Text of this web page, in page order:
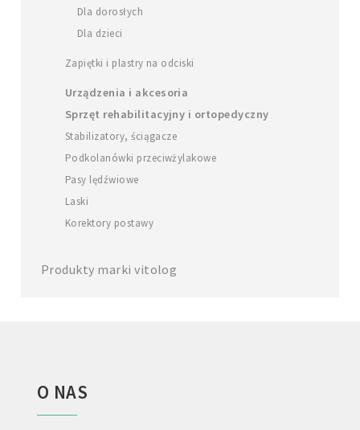
Dla dorosłych
Dla dzieci
Zapiętki i plastry na odciski
Urządzenia i akcesoria
Sprzęt rehabilitacyjny i ortopedyczny
Stabilizatory, ściągacze
Podkolanówki przeciwżylakowe
Pasy lędźwiowe
Laski
Korektory postawy
Produkty marki vitolog
O NAS